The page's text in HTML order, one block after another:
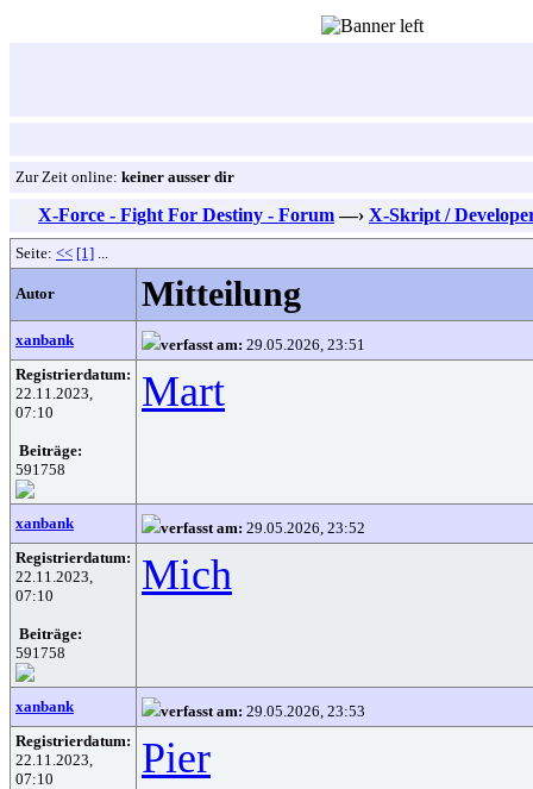
Zur Zeit online: keiner ausser dir
X-Force - Fight For Destiny - Forum —› X-Skript /
Seite: << [1] ...
Autor Mitteilung
xanbank verfasst am: 29.05.2026, 23:51
Registrierdatum:
22.11.2023,
07:10
Beiträge:
591758
Mart
xanbank verfasst am: 29.05.2026, 23:52
Registrierdatum:
22.11.2023,
07:10
Beiträge:
591758
Mich
xanbank verfasst am: 29.05.2026, 23:53
Registrierdatum:
22.11.2023,
07:10
Pier